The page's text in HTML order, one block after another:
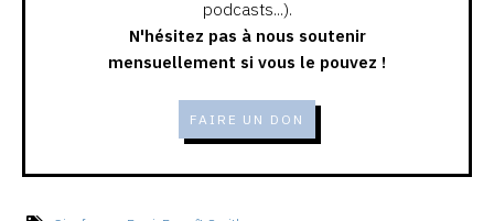
podcasts...).
N'hésitez pas à nous soutenir
mensuellement si vous le pouvez !
FAIRE UN DON